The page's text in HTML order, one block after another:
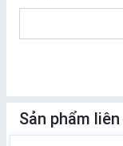
Sản phẩm